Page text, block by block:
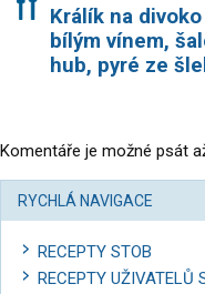
Králík na
bílým vínem,
hub, pyré ze
Komentáře je možné psát
RYCHLÁ NAVIGACE
RECEPTY STOB
RECEPTY UŽIVATELŮ